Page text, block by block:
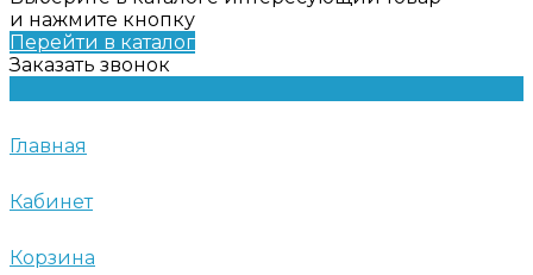
и нажмите кнопку
Перейти в каталог
Заказать звонок
Главная
Кабинет
Корзина